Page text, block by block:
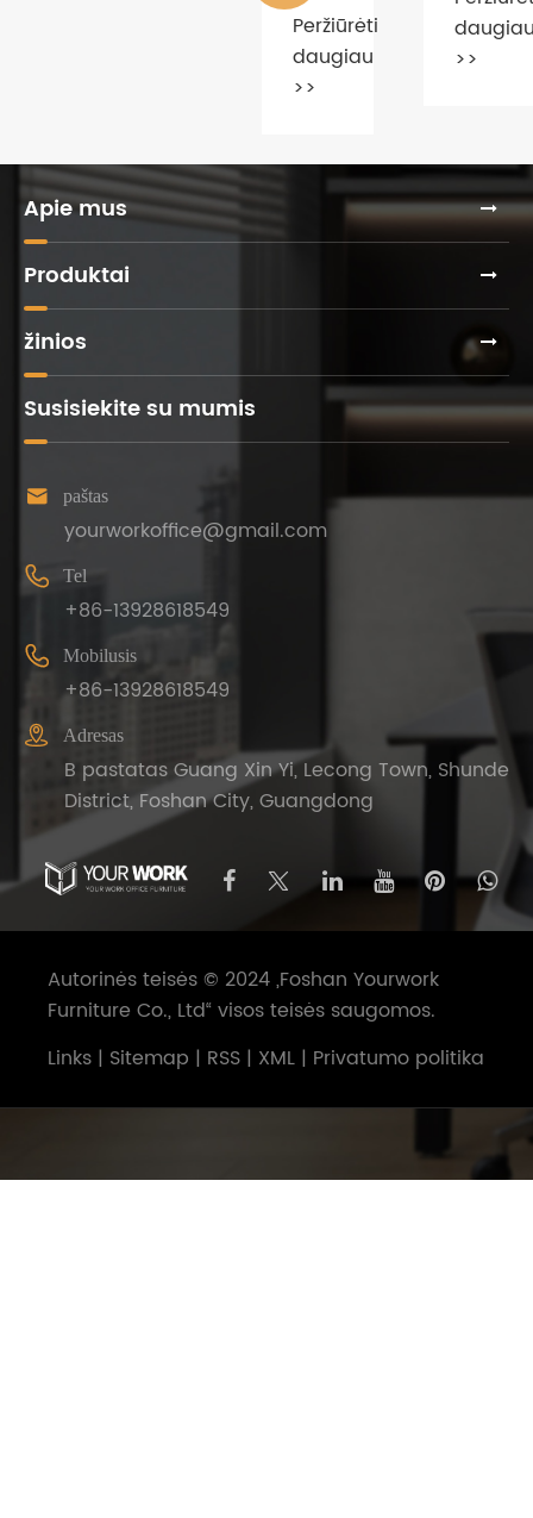
tendencijas?
>>
pirkimo
>>
Apie mus
Produktai
žinios
Susisiekite su mumis
 paštas
yourworkoffice@gmail.com
 Tel
+86-13928618549
 Mobilusis
+86-13928618549
 Adresas
B pastatas Guang Xin Yi, Lecong Town, Shunde
District, Foshan City, Guangdong
Autorinės teisės © 2024 „Foshan Yourwork
Furniture Co., Ltd“ visos teisės saugomos.
Links | Sitemap | RSS | XML | Privatumo politika